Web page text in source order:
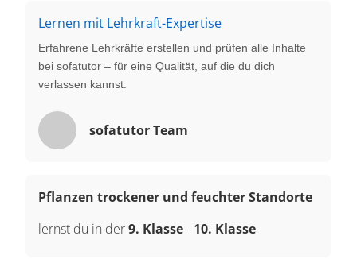
Lernen mit Lehrkraft-Expertise
Erfahrene Lehrkräfte erstellen und prüfen alle Inhalte
bei sofatutor – für eine Qualität, auf die du dich
verlassen kannst.
sofatutor Team
Pflanzen trockener und feuchter Standorte
lernst du in der9. Klasse- 10. Klasse